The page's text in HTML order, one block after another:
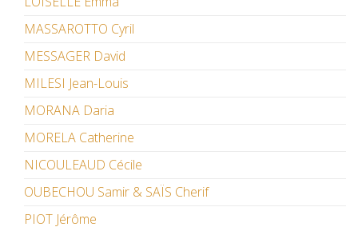
MASSAROTTO Cyril
MESSAGER David
MILESI Jean-Louis
MORANA Daria
MORELA Catherine
NICOULEAUD Cécile
OUBECHOU Samir & SAÏS Cherif
PIOT Jérôme